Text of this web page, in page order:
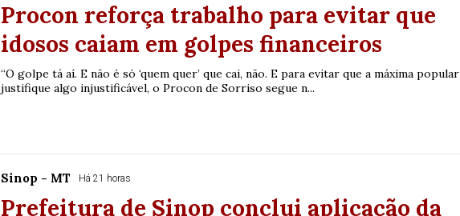
Procon reforça trabalho para evitar que
idosos caiam em golpes financeiros
“O golpe tá aí. E não é só ‘quem quer’ que cai, não. E para evitar que a máxima popular
justifique algo injustificável, o Procon de Sorriso segue n...
Sinop - MT Há 21 horas
Prefeitura de Sinop conclui aplicação da